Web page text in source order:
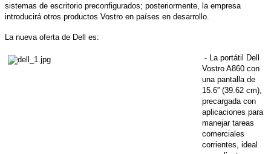
sistemas de escritorio preconfigurados; posteriormente, la empresa
introducirá otros productos Vostro en países en desarrollo.
La nueva oferta de Dell es:
- La portátil Dell
Vostro A860 con
una pantalla de
15.6” (39.62 cm),
precargada con
aplicaciones para
manejar tareas
comerciales
corrientes, ideal